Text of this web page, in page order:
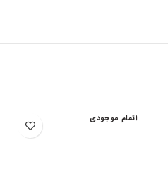
اتمام موجودی